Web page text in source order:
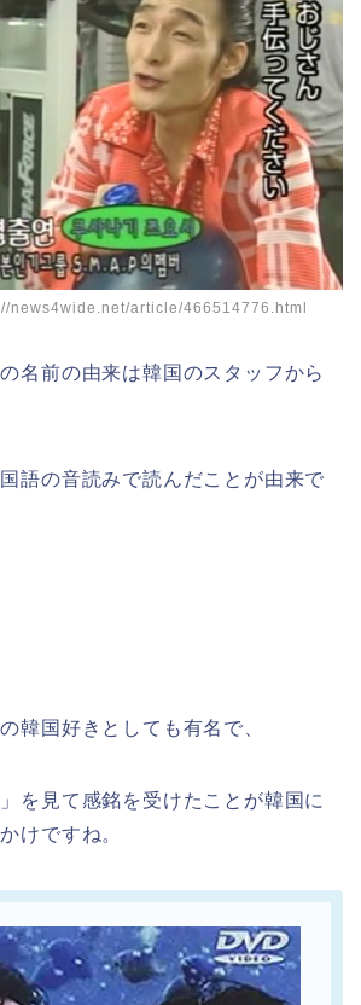
news4wide.net/article/466514776.html
名前の由来は韓国のスタッフから
語の音読みで読んだことが由来で
韓国好きとしても有名で、
を見て感銘を受けたことが韓国に
けですね。